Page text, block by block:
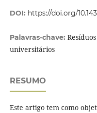
DOI: https://doi.org/
Palavras-chave:
universitários
RESUMO
Este artigo tem como